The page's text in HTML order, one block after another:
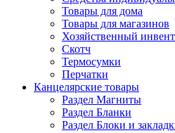
Товары для дома
Товары для магазинов
Хозяйственный
Скотч
Термосумки
Перчатки
Канцелярские товары
Раздел Магниты
Раздел Бланки
Раздел Блоки и